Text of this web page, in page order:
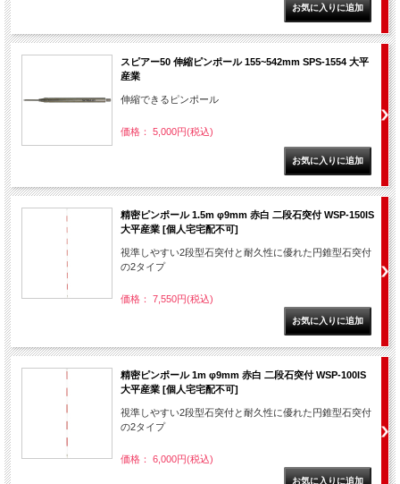
スピアー50 伸縮ピンポール 155~542mm SPS-1554 大平
産業
伸縮できるピンポール
価格： 5,000円(税込)
精密ピンポール 1.5m φ9mm 赤白 二段石突付 WSP-150IS
大平産業 [個人宅宅配不可]
視準しやすい2段型石突付と耐久性に優れた円錐型石突付
の2タイプ
価格： 7,550円(税込)
精密ピンポール 1m φ9mm 赤白 二段石突付 WSP-100IS
大平産業 [個人宅宅配不可]
視準しやすい2段型石突付と耐久性に優れた円錐型石突付
の2タイプ
価格： 6,000円(税込)